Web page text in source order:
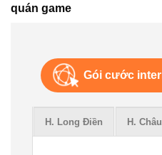
quán game
Gói cước
H. Long Điền H.